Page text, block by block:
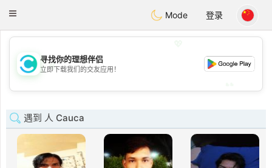
Citas
Toggle
Mode 登录
💖
💕
寻找你的理想伴侣
立即下载我们的交友应用！
遇到 人 Cauca